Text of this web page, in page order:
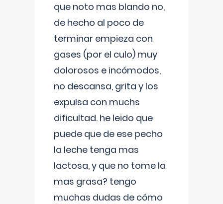
que noto mas blando no,
de hecho al poco de
terminar empieza con
gases (por el culo) muy
dolorosos e incómodos,
no descansa, grita y los
expulsa con muchs
dificultad. he leido que
puede que de ese pecho
la leche tenga mas
lactosa, y que no tome la
mas grasa? tengo
muchas dudas de cómo